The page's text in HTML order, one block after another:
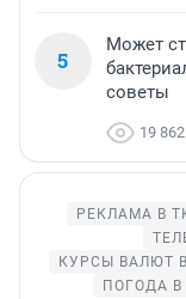
5
Может
советы
19 862
РЕКЛАМА В
КУРСЫ ВАЛЮТ
ПОГОДА